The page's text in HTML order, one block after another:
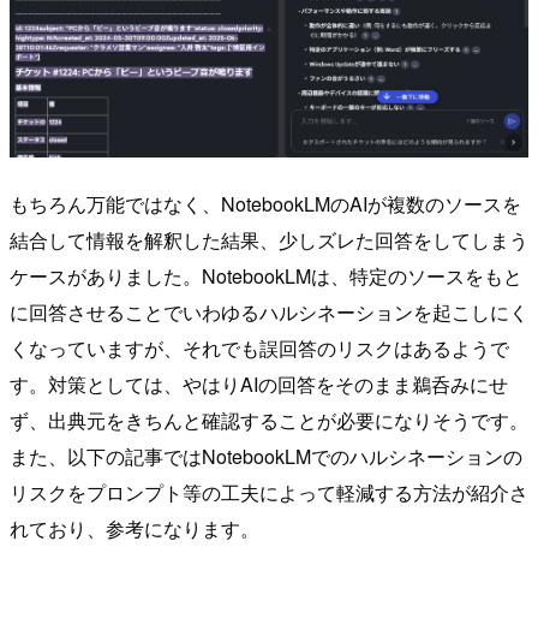
もちろん万能ではなく、NotebookLMのAIが複数のソースを
結合して情報を解釈した結果、少しズレた回答をしてしまう
ケースがありました。NotebookLMは、特定のソースをもと
に回答させることでいわゆるハルシネーションを起こしにく
くなっていますが、それでも誤回答のリスクはあるようで
す。対策としては、やはりAIの回答をそのまま鵜呑みにせ
ず、出典元をきちんと確認することが必要になりそうです。
また、以下の記事ではNotebookLMでのハルシネーションの
リスクをプロンプト等の工夫によって軽減する方法が紹介さ
れており、参考になります。